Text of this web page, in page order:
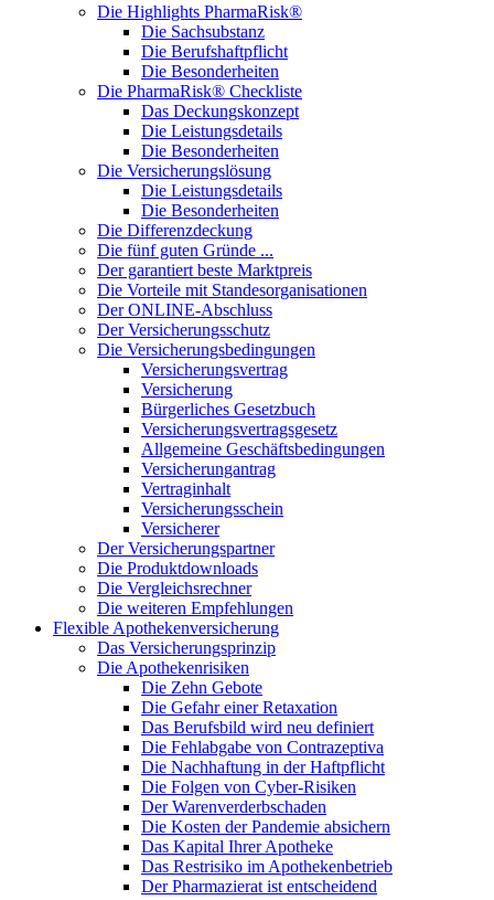
Die Highlights PharmaRisk®
Die Sachsubstanz
Die Berufshaftpflicht
Die Besonderheiten
Die PharmaRisk® Checkliste
Das Deckungskonzept
Die Leistungsdetails
Die Besonderheiten
Die Versicherungslösung
Die Leistungsdetails
Die Besonderheiten
Die Differenzdeckung
Die fünf guten Gründe ...
Der garantiert beste Marktpreis
Die Vorteile mit Standesorganisationen
Der ONLINE-Abschluss
Der Versicherungsschutz
Die Versicherungsbedingungen
Versicherungsvertrag
Versicherung
Bürgerliches Gesetzbuch
Versicherungsvertragsgesetz
Allgemeine Geschäftsbedingungen
Versicherungantrag
Vertraginhalt
Versicherungsschein
Versicherer
Der Versicherungspartner
Die Produktdownloads
Die Vergleichsrechner
Die weiteren Empfehlungen
Flexible Apothekenversicherung
Das Versicherungsprinzip
Die Apothekenrisiken
Die Zehn Gebote
Die Gefahr einer Retaxation
Das Berufsbild wird neu definiert
Die Fehlabgabe von Contrazeptiva
Die Nachhaftung in der Haftpflicht
Die Folgen von Cyber-Risiken
Der Warenverderbschaden
Die Kosten der Pandemie absichern
Das Kapital Ihrer Apotheke
Das Restrisiko im Apothekenbetrieb
Der Pharmazierat ist entscheidend